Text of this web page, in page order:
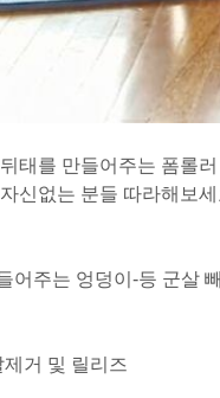
태를 만들어주는 폼롤
신없는 분들 따라해보세
어주는 엉덩이-등 군살
거 및 릴리즈